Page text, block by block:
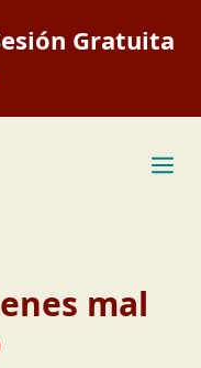
Gratuita
mal